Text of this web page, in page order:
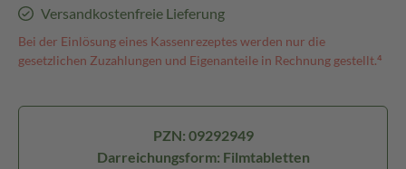
Versandkostenfreie Lieferung
Bei der Einlösung eines Kassenrezeptes werden nur die
gesetzlichen Zuzahlungen und Eigenanteile in Rechnung gestellt.⁴
PZN: 09292949
Darreichungsform: Filmtabletten